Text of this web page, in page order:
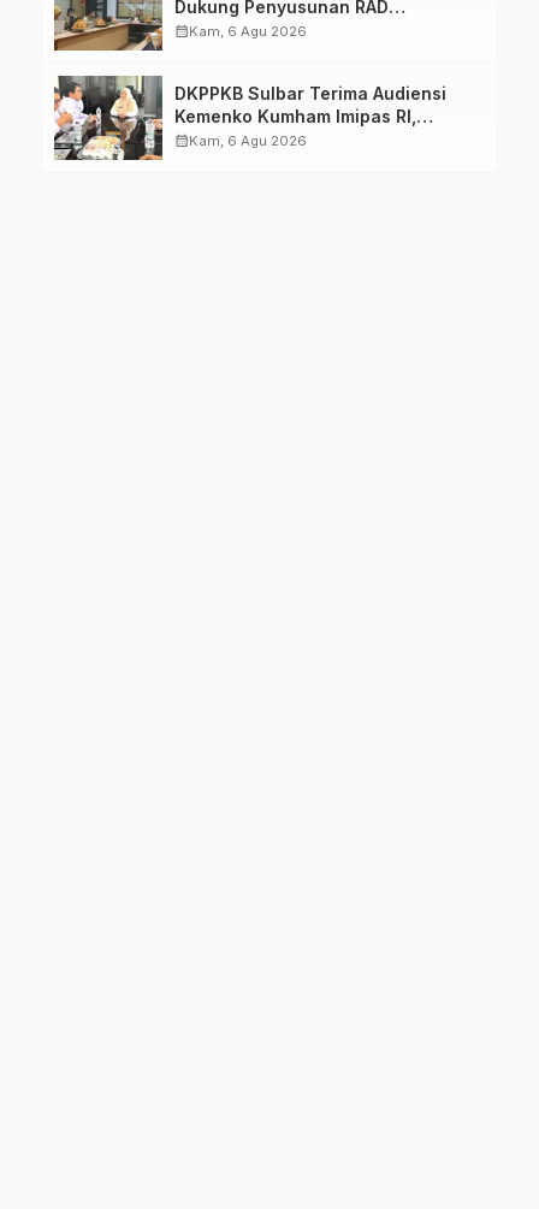
Dukung Penyusunan RAD
TPB/SDGs Sulawesi Barat
calendar_monthKam, 6 Agu 2026
DKPPKB Sulbar Terima Audiensi
Kemenko Kumham Imipas RI,
Perkuat Pelayanan Kesehatan bagi
calendar_monthKam, 6 Agu 2026